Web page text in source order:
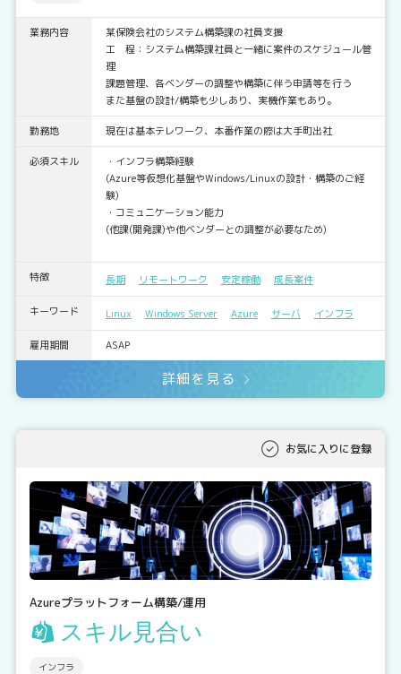
業務内容
某保険会社のシステム構築課の社員支援
工 程：システム構築課社員と一緒に案件のスケジュール管
理
課題管理、各ベンダーの調整や構築に伴う申請等を行う
また基盤の設計/構築も少しあり、実機作業もあり。
勤務地 現在は基本テレワーク、本番作業の際は大手町出社
必須スキル
・インフラ構築経験
(Azure等仮想化基盤やWindows/Linuxの設計・構築のご経
験)
・コミュニケーション能力
(他課(開発課)や他ベンダーとの調整が必要なため)
特徴 長期 リモートワーク 安定稼働 成長案件
キーワード Linux Windows Server Azure サーバ インフラ
雇用期間 ASAP
詳細を見る
お気に入りに登録
Azureプラットフォーム構築/運用
スキル見合い
インフラ